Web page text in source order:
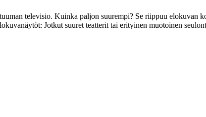
televisio. Kuinka paljon suurempi? Se riippuu elokuvan
Jotkut suuret teatterit tai erityinen muotoinen